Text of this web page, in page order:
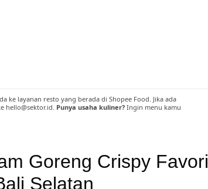
ke layanan resto yang berada di Shopee Food. Jika ada
hello@sektor.id. Punya usaha kuliner? Ingin menu kamu
Goreng Crispy
Selatan